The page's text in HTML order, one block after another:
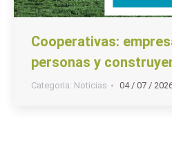
Cooperativas:
personas y
Categoria: Noticias 04 / 07 /